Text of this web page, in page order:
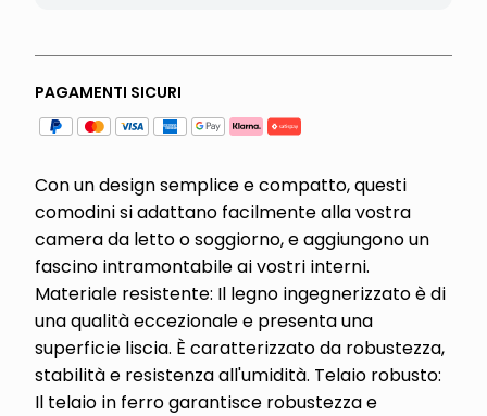
PAGAMENTI SICURI
Con un design semplice e compatto, questi
comodini si adattano facilmente alla vostra
camera da letto o soggiorno, e aggiungono un
fascino intramontabile ai vostri interni.
Materiale resistente: Il legno ingegnerizzato è di
una qualità eccezionale e presenta una
superficie liscia. È caratterizzato da robustezza,
stabilità e resistenza all'umidità. Telaio robusto:
Il telaio in ferro garantisce robustezza e